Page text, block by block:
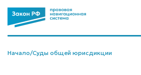
Начало/Суды общей юрисдикции